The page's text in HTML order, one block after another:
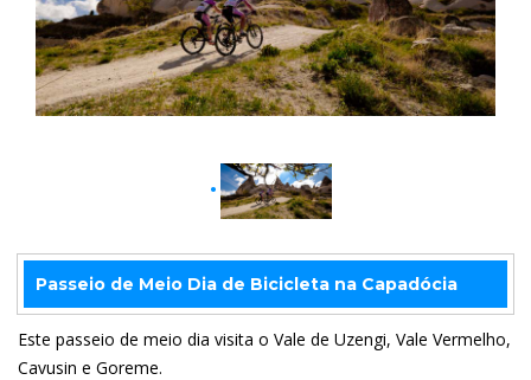
Passeio de Meio Dia de Bicicleta na Capadócia
Este passeio de meio dia visita o Vale de Uzengi, Vale Vermelho,
Cavusin e Goreme.